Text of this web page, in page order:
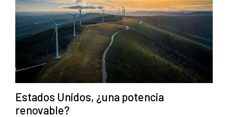
Estados Unidos, ¿una potencia
renovable?